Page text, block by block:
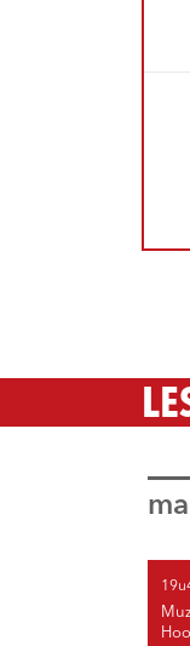
ma